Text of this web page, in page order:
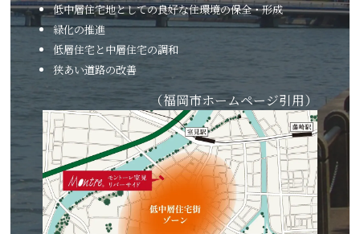
低中層住宅地としての良好な住環境の保全・形成
緑化の推進
低層住宅と中層住宅の調和
狭あい道路の改善
（福岡市ホームページ引用）